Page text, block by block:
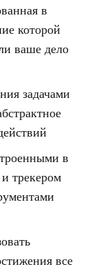
в
которой
ваше дело
задачами
в
трекером
все